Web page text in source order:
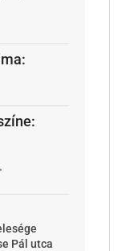
Pál utca